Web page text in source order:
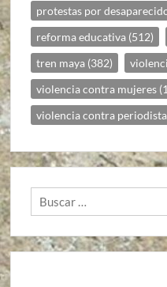
protestas por
reforma educativa (512)
tren maya (382)
violencia contra mujeres
violencia contra